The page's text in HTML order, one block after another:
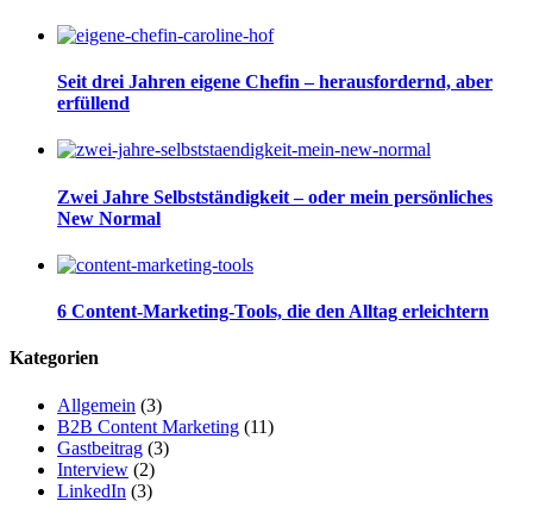
Seit drei Jahren eigene Chefin – herausfordernd, aber
erfüllend
Zwei Jahre Selbstständigkeit – oder mein persönliches
New Normal
6 Content-Marketing-Tools, die den Alltag erleichtern
Kategorien
Allgemein (3)
B2B Content Marketing (11)
Gastbeitrag (3)
Interview (2)
LinkedIn (3)